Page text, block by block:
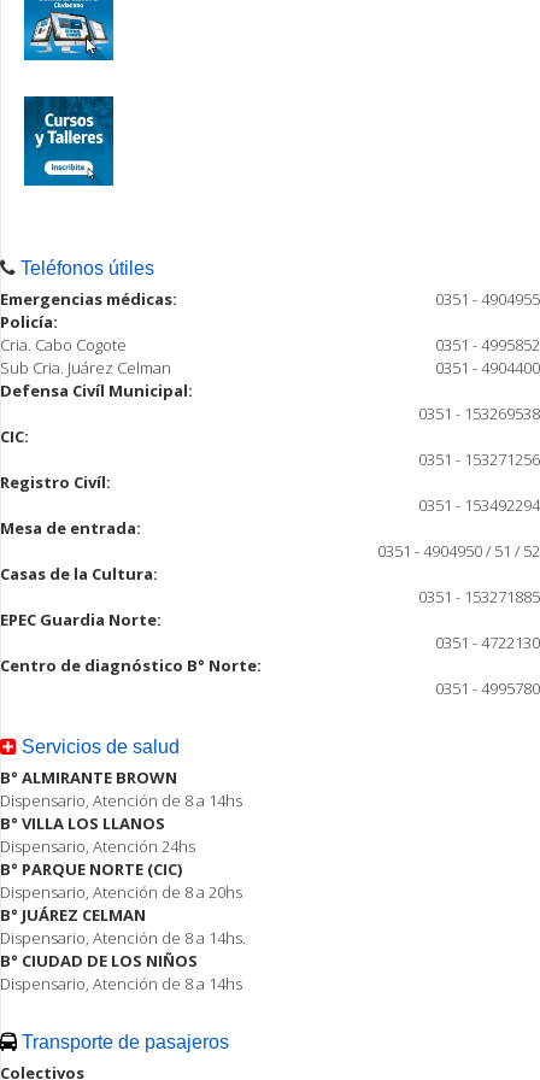
Teléfonos útiles
Emergencias médicas:
0351 - 4904955
Policía:
Cria. Cabo Cogote
0351 - 4995852
Sub Cria. Juárez Celman
0351 - 4904400
Defensa Civíl Municipal:
0351 - 153269538
CIC:
0351 - 153271256
Registro Civíl:
0351 - 153492294
Mesa de entrada:
0351 - 4904950 / 51 / 52
Casas de la Cultura:
0351 - 153271885
EPEC Guardia Norte:
0351 - 4722130
Centro de diagnóstico B° Norte:
0351 - 4995780
Servicios de salud
B° ALMIRANTE BROWN
Dispensario, Atención de 8 a 14hs
B° VILLA LOS LLANOS
Dispensario, Atención 24hs
B° PARQUE NORTE (CIC)
Dispensario, Atención de 8 a 20hs
B° JUÁREZ CELMAN
Dispensario, Atención de 8 a 14hs.
B° CIUDAD DE LOS NIÑOS
Dispensario, Atención de 8 a 14hs
Transporte de pasajeros
Colectivos